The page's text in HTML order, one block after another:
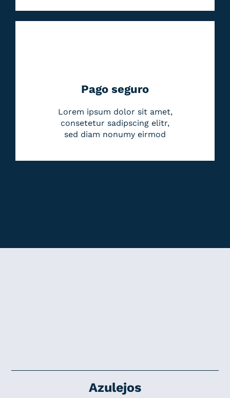
Pago seguro
Lorem ipsum dolor sit amet,
consetetur sadipscing elitr,
sed diam nonumy eirmod
Azulejos